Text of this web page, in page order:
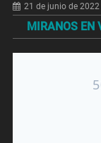
21 de junio de 2022
MIRANOS EN